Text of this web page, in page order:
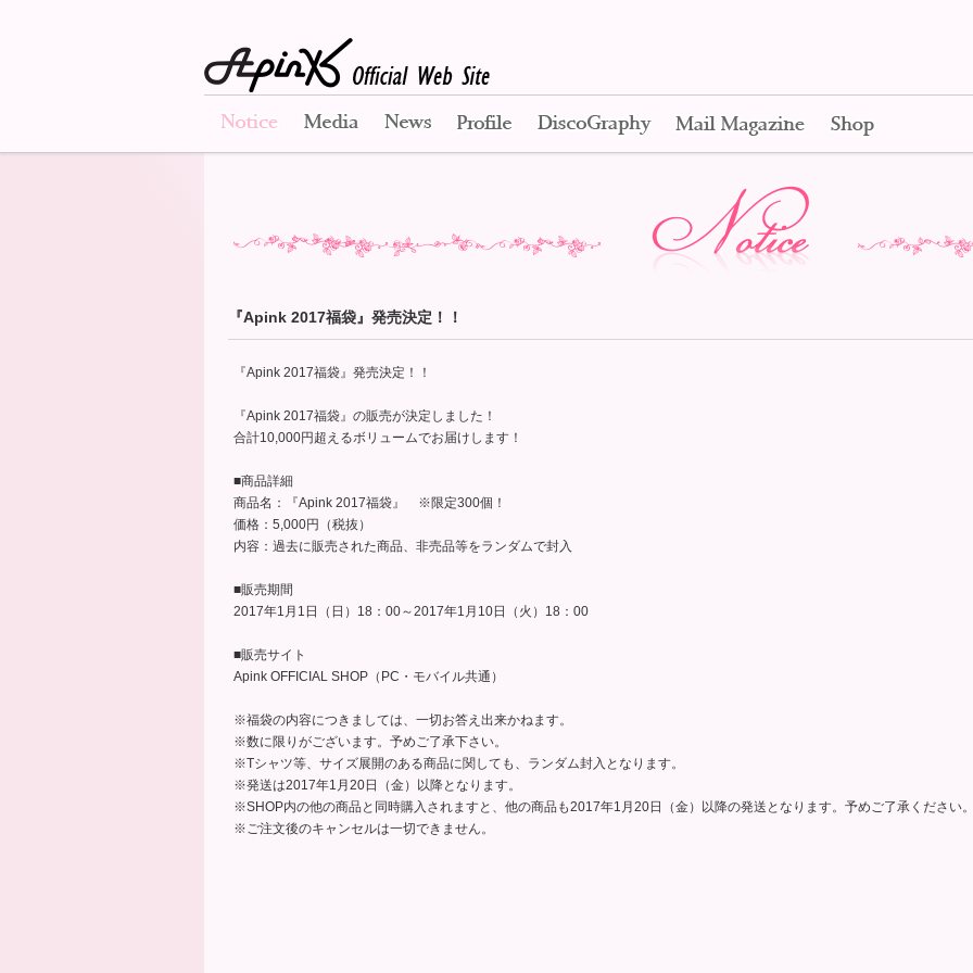
Notice Media News Profile Disco Graphy Mail Magazine
『Apink 2017福袋』発売決定！！
『Apink 2017福袋』発売決定！！
『Apink 2017福袋』の販売が決定しました！
合計10,000円超えるボリュームでお届けします！
■商品詳細
商品名：『Apink 2017福袋』 ※限定300個！
価格：5,000円（税抜）
内容：過去に販売された商品、非売品等をランダムで封入
■販売期間
2017年1月1日（日）18：00～2017年1月10日（火）18：00
■販売サイト
Apink OFFICIAL SHOP（PC・モバイル共通）
※福袋の内容につきましては、一切お答え出来かねます。
※数に限りがございます。予めご了承下さい。
※Tシャツ等、サイズ展開のある商品に関しても、ランダム封入となります。
※発送は2017年1月20日（金）以降となります。
※SHOP内の他の商品と同時購入されますと、他の商品も2017年1月20日（金）以降の発送となります。予めご了承ください
※ご注文後のキャンセルは一切できません。